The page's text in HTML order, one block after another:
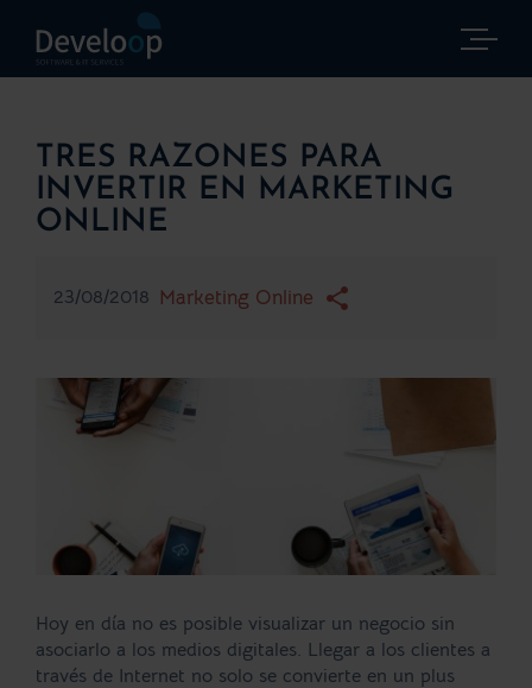
TRES RAZONES PARA
INVERTIR EN MARKETING
ONLINE
23/08/2018 Marketing Online
Ver
imagen
Hoy en día no es posible visualizar un negocio sin
asociarlo a los medios digitales. Llegar a los clientes a
través de Internet no solo se convierte en un plus